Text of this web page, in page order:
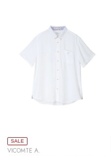
SALE
VICOMTE A.